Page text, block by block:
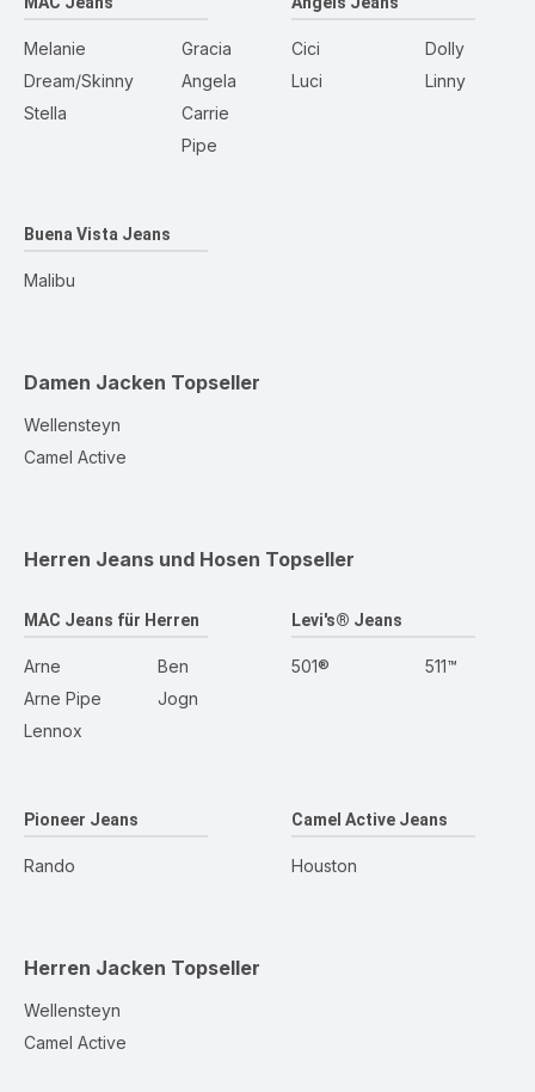
Melanie
Dream/Skinny
Stella
Gracia
Angela
Carrie
Pipe
Cici
Luci
Dolly
Linny
Buena Vista Jeans
Malibu
Damen Jacken Topseller
Wellensteyn
Camel Active
Herren Jeans und Hosen Topseller
MAC Jeans für Herren
Arne
Arne Pipe
Lennox
Ben
Jogn
Levi's® Jeans
501® 511™
Pioneer Jeans
Rando
Camel Active Jeans
Houston
Herren Jacken Topseller
Wellensteyn
Camel Active